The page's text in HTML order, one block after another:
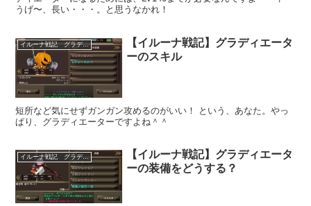
うげ〜、長い・・・。と思うなかれ！
イルーナ戦記 グラディエーター
【イルーナ戦記】グラディエータ
ーのスキル
短所など気にせずガンガン攻めるのがいい！ という、あなた。やっ
ぱり、グラディエーターですよね＾＾
イルーナ戦記 グラディエーター
【イルーナ戦記】グラディエータ
ーの装備をどうする？